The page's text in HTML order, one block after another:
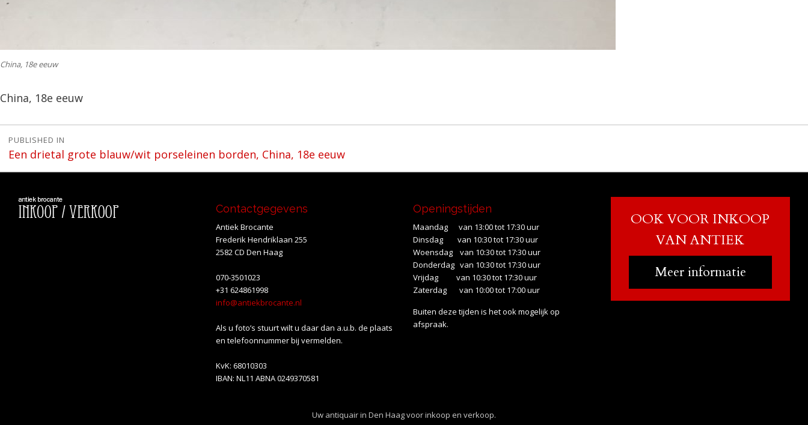
China, 18e eeuw
China, 18e eeuw
Bericht
navigatie
PUBLISHED IN
Een drietal grote blauw/wit porseleinen borden, China, 18e eeuw
Contactgegevens
Antiek Brocante
Frederik Hendriklaan 255
2582 CD Den Haag
070-3501023
+31 624861998
info@antiekbrocante.nl
Als u foto’s stuurt wilt u daar dan a.u.b. de plaats
en telefoonnummer bij vermelden.
KvK: 68010303
IBAN: NL11 ABNA 0249370581
Openingstijden
Maandag van 13:00 tot 17:30 uur
Dinsdag van 10:30 tot 17:30 uur
Woensdag van 10:30 tot 17:30 uur
Donderdag van 10:30 tot 17:30 uur
Vrijdag van 10:30 tot 17:30 uur
Zaterdag van 10:00 tot 17:00 uur
Buiten deze tijden is het ook mogelijk op
afspraak.
OOK VOOR INKOOP
VAN ANTIEK
Meer informatie
Uw antiquair in Den Haag voor inkoop en verkoop.